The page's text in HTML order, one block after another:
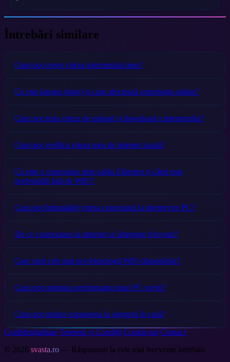
Întrebări similare
Cum pot crește viteza internetului meu?
Ce este latența (ping) și cum afectează experiența online?
Cum pot testa viteza de upload și download a internetului?
Cum pot verifica viteza mea de internet acasă?
Ce este o conexiune prin cablu Ethernet și când este
preferabilă față de WiFi?
Cum pot îmbunătăți viteza conexiunii la internet pe PC?
De ce conexiunea la internet se întrerupe frecvent?
Care sunt cele mai noi tehnologii WiFi disponibile?
Cum pot optimiza performanța unui PC vechi?
Cum pot reduce expunerea la alergeni în casă?
Confidențialitate Termeni și Condiții Cookie-uri Contact
© 2026 svasta.ro — Răspunsuri la cele mai frecvente întrebări